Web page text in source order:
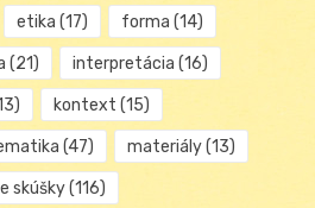
etika (17) forma (14)
(21) interpretácia (16)
kontext (15)
(47) materiály(13)
skúšky(116)